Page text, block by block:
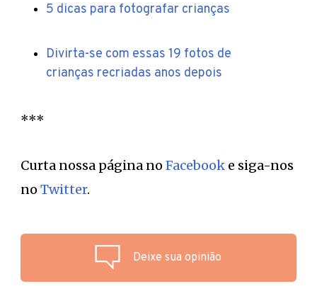
5 dicas para fotografar crianças
Divirta-se com essas 19 fotos de
crianças recriadas anos depois
***
Curta nossa página no Facebook e siga-nos
no Twitter.
Deixe sua opinião